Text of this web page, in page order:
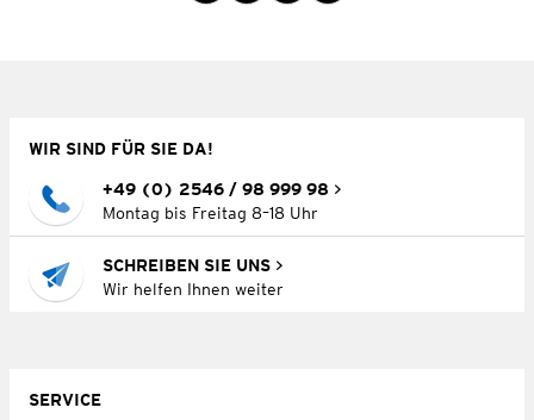
WIR SIND FÜR SIE DA!
+49 (0) 2546 / 98 999 98
Montag bis Freitag 8–18 Uhr
SCHREIBEN SIE UNS
Wir helfen Ihnen weiter
SERVICE